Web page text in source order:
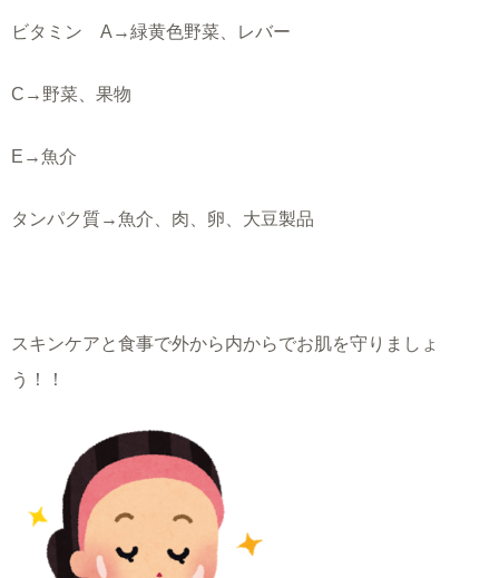
ビタミン A→緑黄色野菜、レバー
C→野菜、果物
E→魚介
タンパク質→魚介、肉、卵、大豆製品
スキンケアと食事で外から内からでお肌を守りましょ
う！！